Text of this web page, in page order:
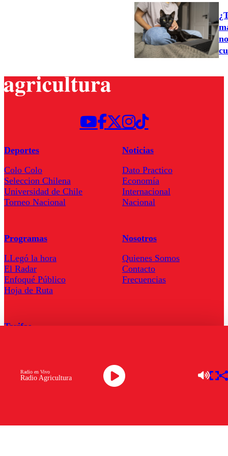
Radio Agricultura
Radio en Vivo
Deportes
Colo Colo
Seleccion Chilena
Universidad de Chile
Torneo Nacional
Noticias
Dato Practico
Economía
Internacional
Nacional
Programas
LLegó la hora
El Radar
Enfoqué Público
Hoja de Ruta
Nosotros
Quienes Somos
Contacto
Frecuencias
Tarifas
Descarga la APP